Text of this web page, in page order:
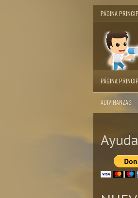
PÁGINA
PÁGINA
ADIVINANZAS